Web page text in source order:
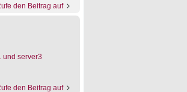
den Beitrag auf
und server3
den Beitrag auf